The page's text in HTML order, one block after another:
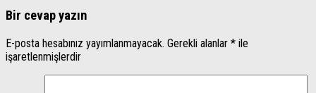
Bir cevap yazın
E-posta hesabınız yayımlanmayacak. Gerekli alanlar * ile
işaretlenmişlerdir